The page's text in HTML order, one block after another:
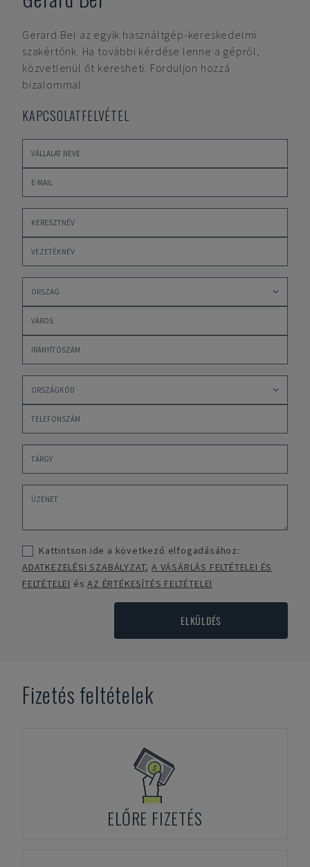
Gerard Bel az egyik használtgép-kereskedelmi
szakértőnk. Ha további kérdése lenne a gépről,
közvetlenül őt keresheti. Forduljon hozzá
bizalommal.
KAPCSOLATFELVÉTEL
Kattintson ide a következő elfogadásához:
ADATKEZELÉSI SZABÁLYZAT,A VÁSÁRLÁS FELTÉTELEI ÉS
FELTÉTELEI ésAZ ÉRTÉKESÍTÉS FELTÉTELEI
ELKÜLDÉS
Fizetés feltételek
ELŐRE FIZETÉS